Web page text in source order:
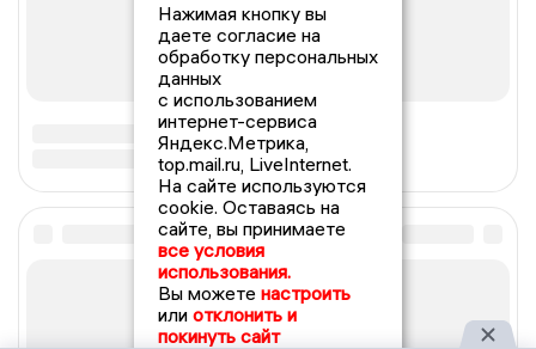
Нажимая кнопку вы
даете согласие на
обработку персональных
данных
с использованием
интернет-сервиса
Яндекс.Метрика,
top.mail.ru, LiveInternet.
На сайте используются
cookie. Оставаясь на
сайте, вы принимаете
все условия
использования.
Вы можете настроить
или отклонить и
покинуть сайт